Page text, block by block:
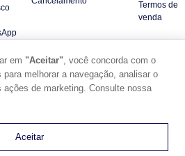
Termos de
venda
0
em "Aceitar", você concorda com o
melhorar a navegação, analisar o
de marketing. Consulte nossa
Aceitar